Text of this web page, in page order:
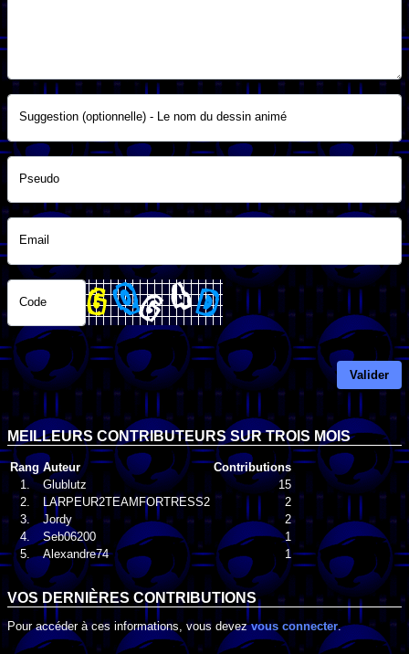
Suggestion (optionnelle) - Le nom du dessin animé
Pseudo
Email
Code
Valider
MEILLEURS CONTRIBUTEURS SUR TROIS MOIS
Rang Auteur
Contributions
1.
Glublutz
15
2.
LARPEUR2TEAMFORTRESS2
2
3.
Jordy
2
4.
Seb06200
1
5.
Alexandre74 1
VOS DERNIÈRES CONTRIBUTIONS
Pour accéder à ces informations, vous devezvous connecter.